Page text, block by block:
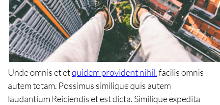
Unde omnis et etquidem provident nihil.facilis omnis
autem totam. Possimus similique quis autem
laudantium Reiciendis et est dicta. Similique expedita